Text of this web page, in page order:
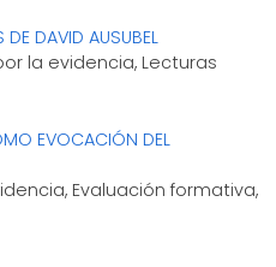
DE DAVID AUSUBEL
la evidencia, Lecturas
EVOCACIÓN DEL
Evaluación formativa,